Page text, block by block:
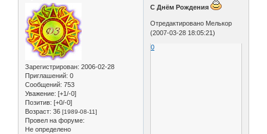
Зарегистрирован: 2006-02-28
Приглашений: 0
Сообщений: 753
Уважение: [+1/-0]
Позитив: [+0/-0]
Возраст: 36 [1989-08-11]
Провел на форуме:
Не определено
С Днём Рождения
Отредактировано Мелькор
(2007-03-28 18:05:21)
0